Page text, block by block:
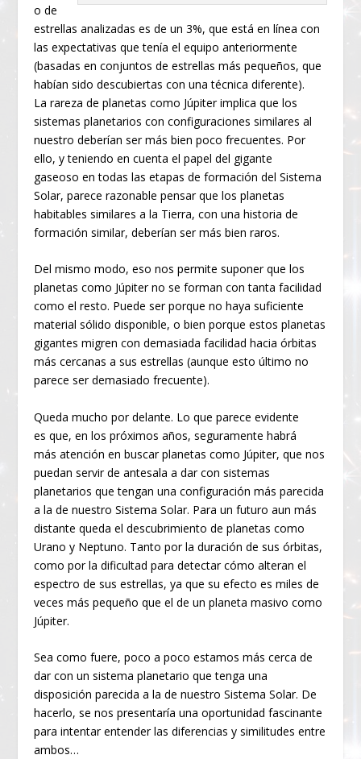
o de
estrellas analizadas es de un 3%, que está en línea con
las expectativas que tenía el equipo anteriormente
(basadas en conjuntos de estrellas más pequeños, que
habían sido descubiertas con una técnica diferente).
La rareza de planetas como Júpiter implica que los
sistemas planetarios con configuraciones similares al
nuestro deberían ser más bien poco frecuentes. Por
ello, y teniendo en cuenta el papel del gigante
gaseoso en todas las etapas de formación del Sistema
Solar, parece razonable pensar que los planetas
habitables similares a la Tierra, con una historia de
formación similar, deberían ser más bien raros.
Del mismo modo, eso nos permite suponer que los
planetas como Júpiter no se forman con tanta facilidad
como el resto. Puede ser porque no haya suficiente
material sólido disponible, o bien porque estos planetas
gigantes migren con demasiada facilidad hacia órbitas
más cercanas a sus estrellas (aunque esto último no
parece ser demasiado frecuente).
Queda mucho por delante. Lo que parece evidente
es que, en los próximos años, seguramente habrá
más atención en buscar planetas como Júpiter, que nos
puedan servir de antesala a dar con sistemas
planetarios que tengan una configuración más parecida
a la de nuestro Sistema Solar. Para un futuro aun más
distante queda el descubrimiento de planetas como
Urano y Neptuno. Tanto por la duración de sus órbitas,
como por la dificultad para detectar cómo alteran el
espectro de sus estrellas, ya que su efecto es miles de
veces más pequeño que el de un planeta masivo como
Júpiter.
Sea como fuere, poco a poco estamos más cerca de
dar con un sistema planetario que tenga una
disposición parecida a la de nuestro Sistema Solar. De
hacerlo, se nos presentaría una oportunidad fascinante
para intentar entender las diferencias y similitudes entre
ambos…